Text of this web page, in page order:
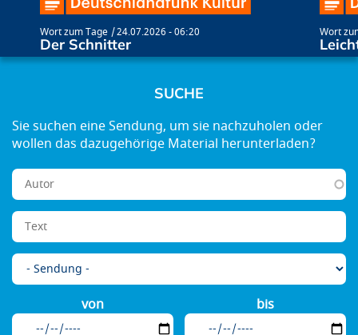
Wort zum Tage 24.07.2026 - 06:20
Der Schnitter
Wort
SUCHE
von bis